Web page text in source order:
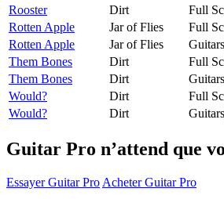
Rooster
Dirt
Full
Rotten Apple
Jar of Flies
Full
Rotten Apple
Jar of Flies
Them Bones
Dirt
Full
Them Bones
Dirt
Would?
Dirt
Full
Would?
Dirt
Guitar Pro n’attend que
Essayer Guitar Pro Acheter Guitar Pro